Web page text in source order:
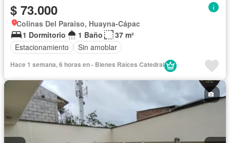
$ 73.000
Colinas Del Paraiso, Huayna-Cápac
1 Dormitorio
1 Baño
37 m²
Estacionamiento
Sin amoblar
Hace 1 semana, 6 horas en - Bienes Raíces Catedral